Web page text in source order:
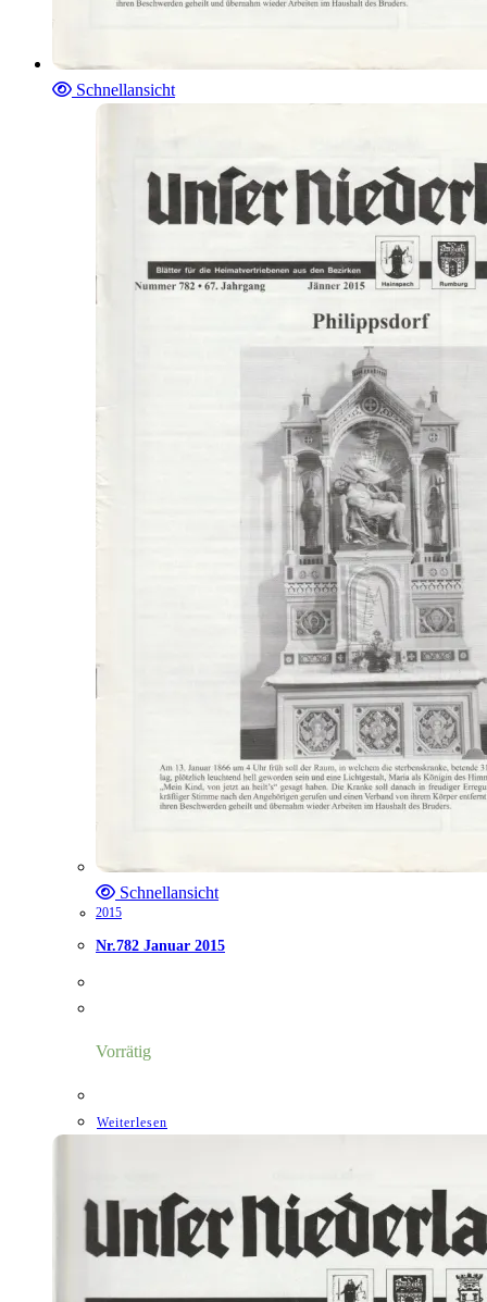
Schnellansicht
Schnellansicht
2015
Nr.782 Januar 2015
Vorrätig
Weiterlesen